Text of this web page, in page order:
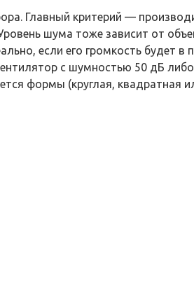
Главный критерий —
шума тоже зависит от
если его громкость будет в
с шумностью 50 дБ
формы (круглая, квадратная